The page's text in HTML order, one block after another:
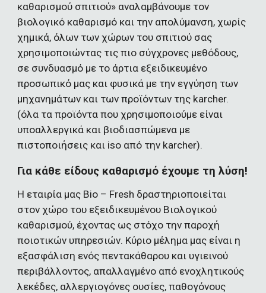
καθαρισμού σπιτιού» αναλαμβάνουμε τον
βιολογικό καθαρισμό και την απολύμανση, χωρίς
χημικά, όλων των χώρων του σπιτιού σας
χρησιμοποιώντας τις πιο σύγχρονες μεθόδους,
σε συνδυασμό με το άρτια εξειδικευμένο
προσωπικό μας και φυσικά με την εγγύηση των
μηχανημάτων και των προϊόντων της karcher.
(όλα τα προϊόντα που χρησιμοποιούμε είναι
υποαλλεργικά και βιοδιασπώμενα με
πιστοποιήσεις και iso από την karcher).
Για κάθε είδους καθαρισμό έχουμε τη λύση!
Η εταιρία μας Bio – Fresh δραστηριοποιείται
στον χώρο του εξειδικευμένου Βιολογικού
καθαρισμού, έχοντας ως στόχο την παροχή
ποιοτικών υπηρεσιών. Κύριο μέλημα μας είναι η
εξασφάλιση ενός πεντακάθαρου και υγιεινού
περιβάλλοντος, απαλλαγμένο από ενοχλητικούς
λεκέδες, αλλεργιογόνες ουσίες, παθογόνους